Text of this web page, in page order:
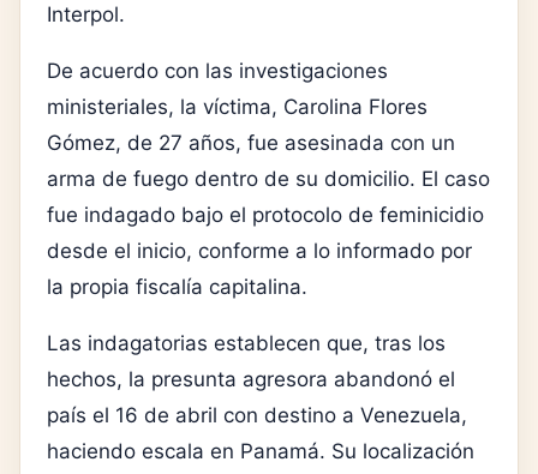
Interpol.
De acuerdo con las investigaciones
ministeriales, la víctima, Carolina Flores
Gómez, de 27 años, fue asesinada con un
arma de fuego dentro de su domicilio. El caso
fue indagado bajo el protocolo de feminicidio
desde el inicio, conforme a lo informado por
la propia fiscalía capitalina.
Las indagatorias establecen que, tras los
hechos, la presunta agresora abandonó el
país el 16 de abril con destino a Venezuela,
haciendo escala en Panamá. Su localización